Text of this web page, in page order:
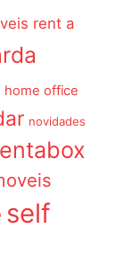
rent a
home office
novidades
self